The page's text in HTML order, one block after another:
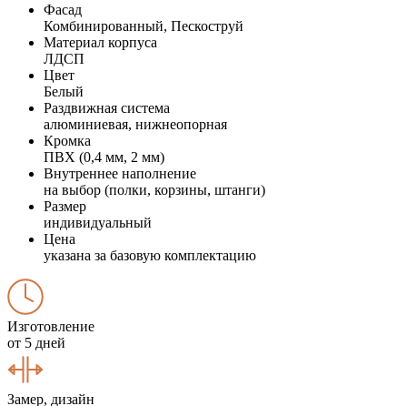
Фасад
Комбинированный, Пескоструй
Материал корпуса
ЛДСП
Цвет
Белый
Раздвижная система
алюминиевая, нижнеопорная
Кромка
ПВХ (0,4 мм, 2 мм)
Внутреннее наполнение
на выбор (полки, корзины, штанги)
Размер
индивидуальный
Цена
указана за базовую комплектацию
Изготовление
от 5 дней
Замер, дизайн